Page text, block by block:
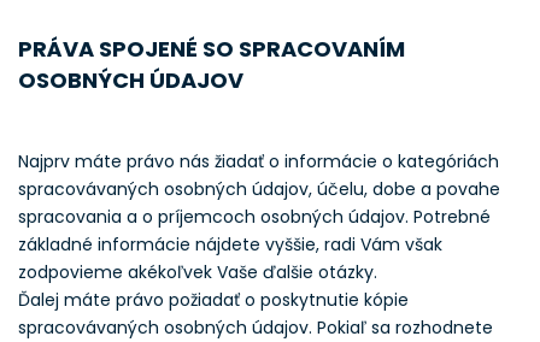
PRÁVA SPOJENÉ SO SPRACOVANÍM
OSOBNÝCH ÚDAJOV
Najprv máte právo nás žiadať o informácie o kategóriách
spracovávaných osobných údajov, účelu, dobe a povahe
spracovania a o príjemcoch osobných údajov. Potrebné
základné informácie nájdete vyššie, radi Vám však
zodpovieme akékoľvek Vaše ďalšie otázky.
Ďalej máte právo požiadať o poskytnutie kópie
spracovávaných osobných údajov. Pokiaľ sa rozhodnete